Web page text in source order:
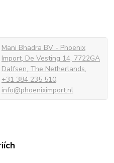
Mani Bhadra BV - Phoenix
Import, De Vesting 14, 7722GA
Dalfsen, The Netherlands,
+31 384 235 510,
info@phoeniximport.nl